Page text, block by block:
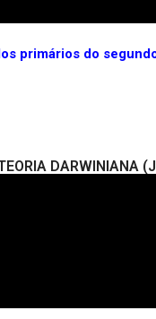
primários do
DARWINIANA